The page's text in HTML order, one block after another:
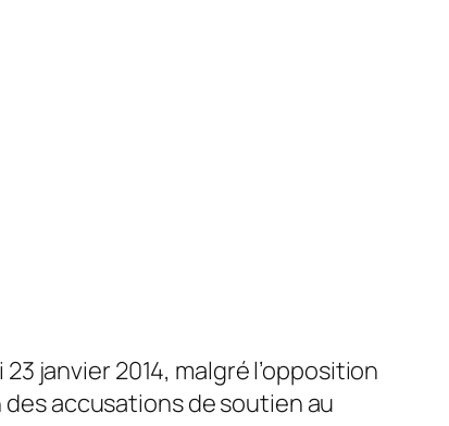
janvier 2014, malgré l’opposition
accusations de soutien au